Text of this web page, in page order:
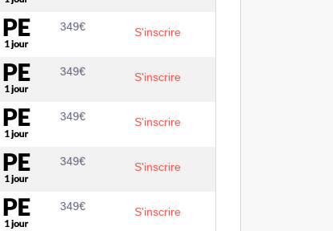
349€ S'inscrire
349€ S'inscrire
349€ S'inscrire
349€ S'inscrire
349€ S'inscrire